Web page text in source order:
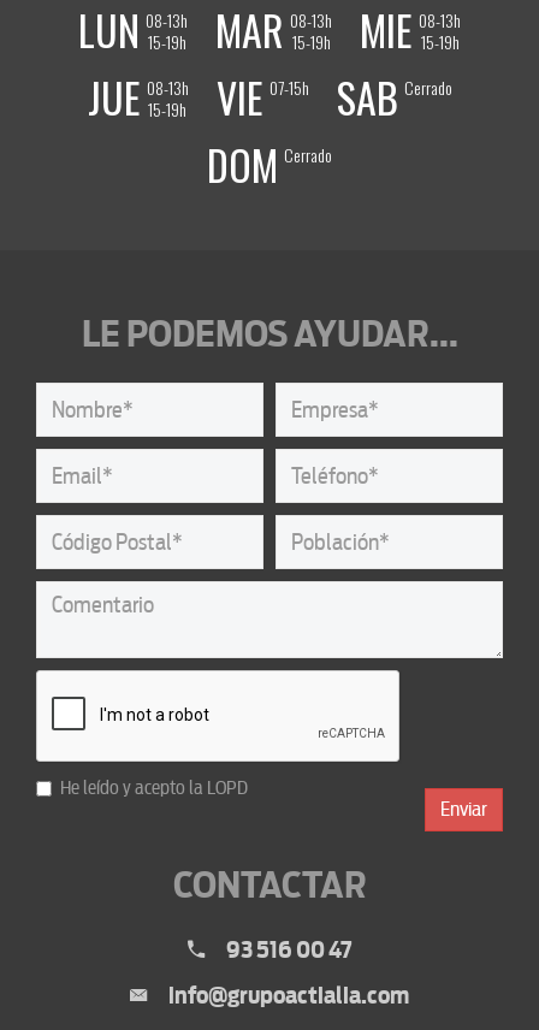
LUN 08-13h
15-19h
MAR 08-13h
15-19h
MIE 08-13h
15-19h
JUE 08-13h
15-19h
VIE 07-15h SAB Cerrado
DOM Cerrado
LE PODEMOS AYUDAR...
He leído y acepto la LOPD
Enviar
CONTACTAR
93 516 00 47
info@grupoactialia.com